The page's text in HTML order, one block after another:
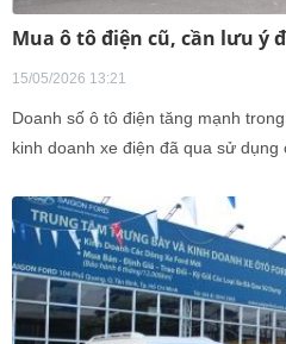
Mua ô tô điện cũ, cần lưu ý
15/05/2026 13:21
Doanh số ô tô điện tăng mạnh
kinh doanh xe điện đã qua sử